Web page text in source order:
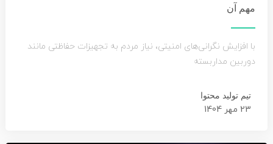
مهم آن
با افزایش نگرانی‌های امنیتی، نیاز مردم به تجهیزات حفاظتی مانند
دوربین مداربسته
تیم تولید محتوا
23 مهر 1404